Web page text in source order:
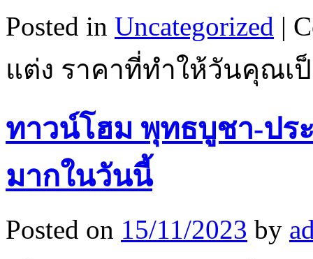
Posted in Uncategorized |
แต่ง ราคาที่ทำให้วันคุณเ
ทาวน์โฮม พุทธบูชา-ป
มากในวันนี้
Posted on 15/11/2023 by